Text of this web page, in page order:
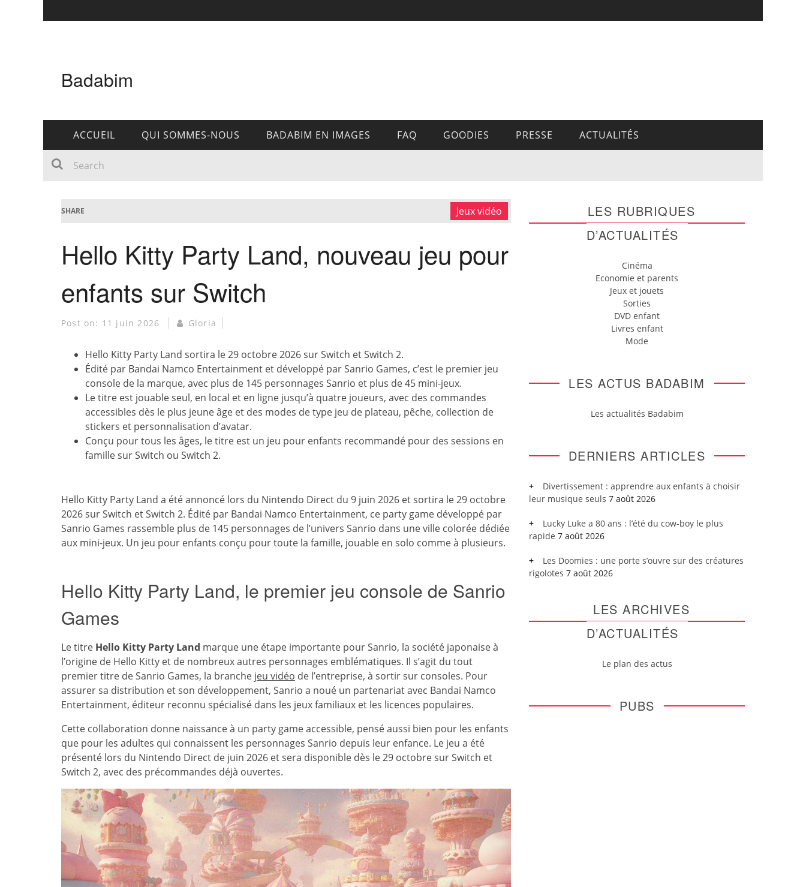
Badabim
ACCUEIL QUI SOMMES-NOUS BADABIM EN IMAGES FAQ GOODIES PRESSE ACTUALITÉS
SHARE Jeux vidéo
Hello Kitty Party Land, nouveau jeu pour
enfants sur Switch
Post on: 11 juin 2026 Gloria
Hello Kitty Party Land sortira le 29 octobre 2026 sur Switch et Switch 2.
Édité par Bandai Namco Entertainment et développé par Sanrio Games, c’est le premier jeu
console de la marque, avec plus de 145 personnages Sanrio et plus de 45 mini-jeux.
Le titre est jouable seul, en local et en ligne jusqu’à quatre joueurs, avec des commandes
accessibles dès le plus jeune âge et des modes de type jeu de plateau, pêche, collection de
stickers et personnalisation d’avatar.
Conçu pour tous les âges, le titre est un jeu pour enfants recommandé pour des sessions en
famille sur Switch ou Switch 2.
Hello Kitty Party Land a été annoncé lors du Nintendo Direct du 9 juin 2026 et sortira le 29 octobre
2026 sur Switch et Switch 2. Édité par Bandai Namco Entertainment, ce party game développé par
Sanrio Games rassemble plus de 145 personnages de l’univers Sanrio dans une ville colorée dédiée
aux mini-jeux. Un jeu pour enfants conçu pour toute la famille, jouable en solo comme à plusieurs.
Hello Kitty Party Land, le premier jeu console de Sanrio
Games
Le titre Hello Kitty Party Land marque une étape importante pour Sanrio, la société japonaise à
l’origine de Hello Kitty et de nombreux autres personnages emblématiques. Il s’agit du tout
premier titre de Sanrio Games, la branche jeu vidéo de l’entreprise, à sortir sur consoles. Pour
assurer sa distribution et son développement, Sanrio a noué un partenariat avec Bandai Namco
Entertainment, éditeur reconnu spécialisé dans les jeux familiaux et les licences populaires.
Cette collaboration donne naissance à un party game accessible, pensé aussi bien pour les enfants
que pour les adultes qui connaissent les personnages Sanrio depuis leur enfance. Le jeu a été
présenté lors du Nintendo Direct de juin 2026 et sera disponible dès le 29 octobre sur Switch et
Switch 2, avec des précommandes déjà ouvertes.
LES RUBRIQUES
D’ACTUALITÉS
Cinéma
Economie et parents
Jeux et jouets
Sorties
DVD enfant
Livres enfant
Mode
LES ACTUS BADABIM
Les actualités Badabim
DERNIERS ARTICLES
Divertissement : apprendre aux enfants à choisir
leur musique seuls 7 août 2026
Lucky Luke a 80 ans : l’été du cow-boy le plus
rapide 7 août 2026
Les Doomies : une porte s’ouvre sur des créatures
rigolotes 7 août 2026
LES ARCHIVES
D’ACTUALITÉS
Le plan des actus
PUBS